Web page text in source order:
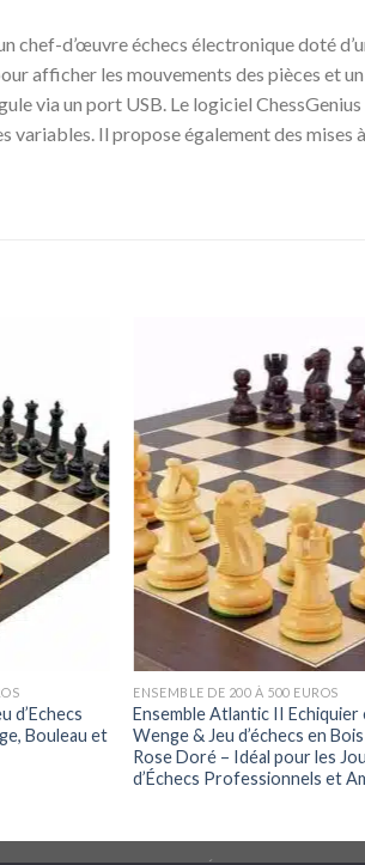
chef-d’œuvre échecs électronique doté
afficher les mouvements des pièces et
via un port USB. Le logiciel
Il propose également des
d’Echecs
Bouleau et
ENSEMBLE DE 200 À 500 EUROS
Ensemble Atlantic II Echiquier
Wenge & Jeu d’échecs en
Rose Doré – Idéal pour les
d’Échecs Professionnels et